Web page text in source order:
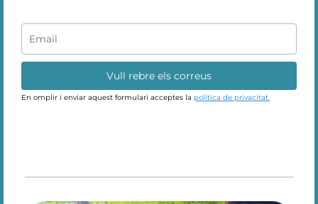
Vull rebre els correus
En omplir i enviar aquest formulari acceptes la política de privacitat.